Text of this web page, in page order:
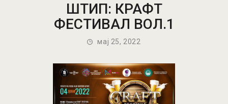
ПИВОТЕКА
ШТИП: КРАФТ
ФЕСТИВАЛ ВОЛ.1
мај 25, 2022